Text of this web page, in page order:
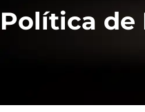
Política de